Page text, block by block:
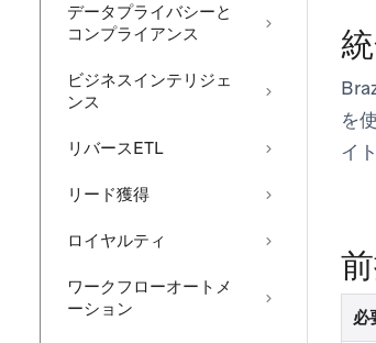
データプライバシーと
コンプライアンス
ビジネスインテリジェ
ンス
リバースETL
リード獲得
ロイヤルティ
ワークフローオートメ
ーション
を
イ
必